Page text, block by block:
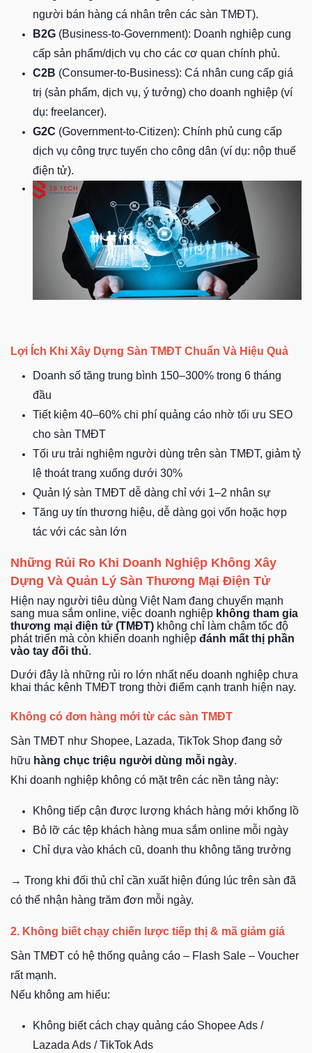
người bán hàng cá nhân trên các sàn TMĐT).
B2G (Business-to-Government): Doanh nghiệp cung
cấp sản phẩm/dịch vụ cho các cơ quan chính phủ.
C2B (Consumer-to-Business): Cá nhân cung cấp giá
trị (sản phẩm, dịch vụ, ý tưởng) cho doanh nghiệp (ví
dụ: freelancer).
G2C (Government-to-Citizen): Chính phủ cung cấp
dịch vụ công trực tuyến cho công dân (ví dụ: nộp thuế
điện tử).
Lợi Ích Khi Xây Dựng Sàn TMĐT Chuẩn Và Hiệu Quả
Doanh số tăng trung bình 150–300% trong 6 tháng
đầu
Tiết kiệm 40–60% chi phí quảng cáo nhờ tối ưu SEO
cho sàn TMĐT
Tối ưu trải nghiệm người dùng trên sàn TMĐT, giảm tỷ
lệ thoát trang xuống dưới 30%
Quản lý sàn TMĐT dễ dàng chỉ với 1–2 nhân sự
Tăng uy tín thương hiệu, dễ dàng gọi vốn hoặc hợp
tác với các sàn lớn
Những Rủi Ro Khi Doanh Nghiệp Không Xây
Dựng Và Quản Lý Sàn Thương Mại Điện Tử
Hiện nay người tiêu dùng Việt Nam đang chuyển mạnh
sang mua sắm online, việc doanh nghiệp không tham gia
thương mại điện tử (TMĐT) không chỉ làm chậm tốc độ
phát triển mà còn khiến doanh nghiệp đánh mất thị phần
vào tay đối thủ.
Dưới đây là những rủi ro lớn nhất nếu doanh nghiệp chưa
khai thác kênh TMĐT trong thời điểm cạnh tranh hiện nay.
Không có đơn hàng mới từ các sàn TMĐT
Sàn TMĐT như Shopee, Lazada, TikTok Shop đang sở
hữu hàng chục triệu người dùng mỗi ngày.
Khi doanh nghiệp không có mặt trên các nền tảng này:
Không tiếp cận được lượng khách hàng mới khổng lồ
Bỏ lỡ các tệp khách hàng mua sắm online mỗi ngày
Chỉ dựa vào khách cũ, doanh thu không tăng trưởng
→ Trong khi đối thủ chỉ cần xuất hiện đúng lúc trên sàn đã
có thể nhận hàng trăm đơn mỗi ngày.
2. Không biết chạy chiến lược tiếp thị & mã giảm giá
Sàn TMĐT có hệ thống quảng cáo – Flash Sale – Voucher
rất mạnh.
Nếu không am hiểu:
Không biết cách chạy quảng cáo Shopee Ads /
Lazada Ads / TikTok Ads